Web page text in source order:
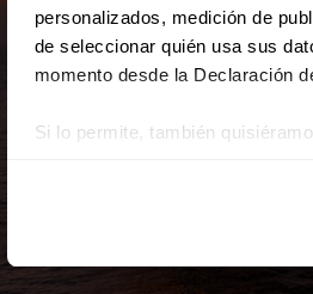
personalizados, medición de
de seleccionar quién usa sus
momento desde la Declaración
Si lo permite, también